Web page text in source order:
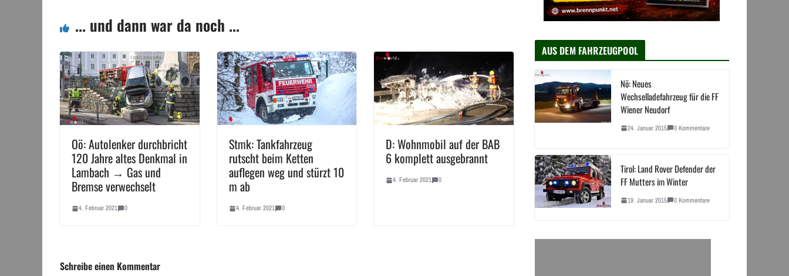
... und dann war da noch ...
Oö: Autolenker durchbricht
120 Jahre altes Denkmal in
Lambach → Gas und
Bremse verwechselt
4. Februar 2021 0
Stmk: Tankfahrzeug
rutscht beim Ketten
auflegen weg und stürzt 10
m ab
4. Februar 2021 0
D: Wohnmobil auf der BAB
6 komplett ausgebrannt
4. Februar 2021 0
Schreibe einen Kommentar
AUS DEM FAHRZEUGPOOL
Nö: Neues
Wechselladefahrzeug für die FF
Wiener Neudorf
24. Januar 2015 0 Kommentare
Tirol: Land Rover Defender der
FF Mutters im Winter
19. Januar 2015 0 Kommentare